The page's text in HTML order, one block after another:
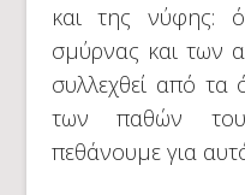
και της νύφης:
σμύρνας και των
συλλεχθεί από τα
των παθών
πεθάνουμε για